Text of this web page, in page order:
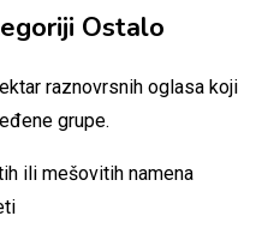
Ostalo
raznovrsnih oglasa koji
grupe.
ili mešovitih namena